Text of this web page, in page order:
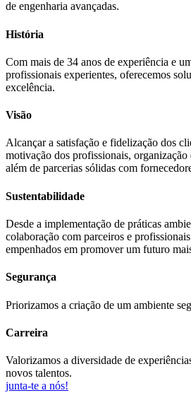
de engenharia avançadas.
História
Com mais de 34 anos de experiência e
profissionais experientes, oferecemos
excelência.
Visão
Alcançar a satisfação e fidelização dos
motivação dos profissionais,
além de parcerias sólidas com
Sustentabilidade
Desde a implementação de práticas
colaboração com parceiros e
empenhados em promover um futuro
Segurança
Priorizamos a criação de um ambiente
Carreira
Valorizamos a diversidade de
novos talentos.
junta-te a nós!